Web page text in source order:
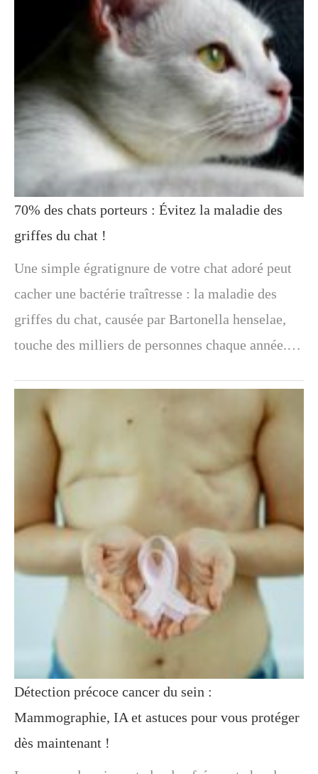
70% des chats porteurs : Évitez la maladie des
griffes du chat !
Une simple égratignure de votre chat adoré peut
cacher une bactérie traîtresse : la maladie des
griffes du chat, causée par Bartonella henselae,
touche des milliers de personnes chaque année.…
Détection précoce cancer du sein :
Mammographie, IA et astuces pour vous protéger
dès maintenant !